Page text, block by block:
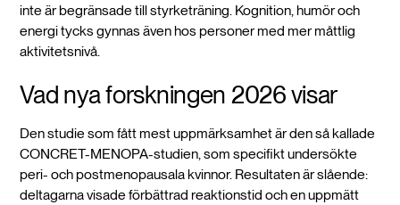
inte är begränsade till styrketräning. Kognition, humör och
energi tycks gynnas även hos personer med mer måttlig
aktivitetsnivå.
Vad nya forskningen 2026 visar
Den studie som fått mest uppmärksamhet är den så kallade
CONCRET-MENOPA-studien, som specifikt undersökte
peri- och postmenopausala kvinnor. Resultaten är slående:
deltagarna visade förbättrad reaktionstid och en uppmätt